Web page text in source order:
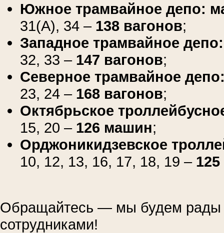
Южное трамвайное депо:
31(А), 34 – 138 вагонов;
Западное трамвайное
32, 33 – 147 вагонов;
Северное трамвайное
23, 24 – 168 вагонов;
Октябрьское
15, 20 – 126 машин;
Орджоникидзевское
10, 12, 13, 16, 17, 18, 19 –
Обращайтесь — мы будем рады
сотрудниками!